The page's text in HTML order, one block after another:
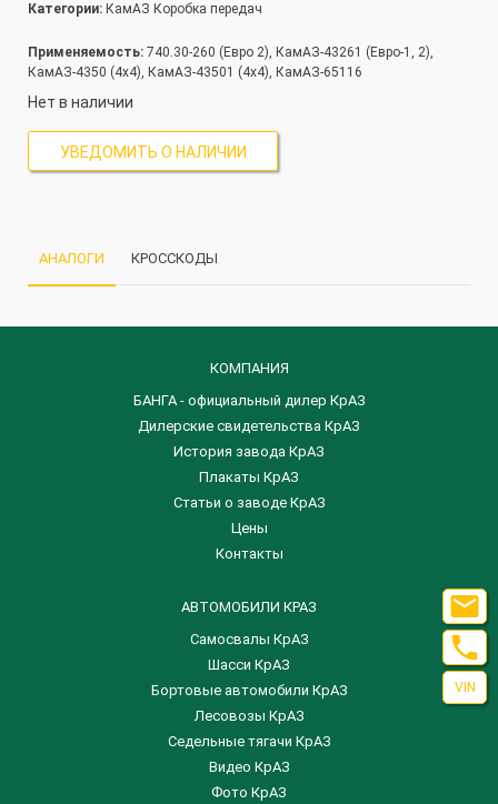
Категории: КамАЗ Коробка передач
Применяемость: 740.30-260 (Евро 2), КамАЗ-43261 (Евро-1, 2),
КамАЗ-4350 (4х4), КамАЗ-43501 (4х4), КамАЗ-65116
Нет в наличии
УВЕДОМИТЬ О НАЛИЧИИ
АНАЛОГИ КРОССКОДЫ
КОМПАНИЯ
БАНГА - официальный дилер КрАЗ
Дилерские свидетельства КрАЗ
История завода КрАЗ
Плакаты КрАЗ
Статьи о заводе КрАЗ
Цены
Контакты
АВТОМОБИЛИ КРАЗ
Самосвалы КрАЗ
Шасси КрАЗ
Бортовые автомобили КрАЗ
Лесовозы КрАЗ
Седельные тягачи КрАЗ
Видео КрАЗ
Фото КрАЗ


VIN